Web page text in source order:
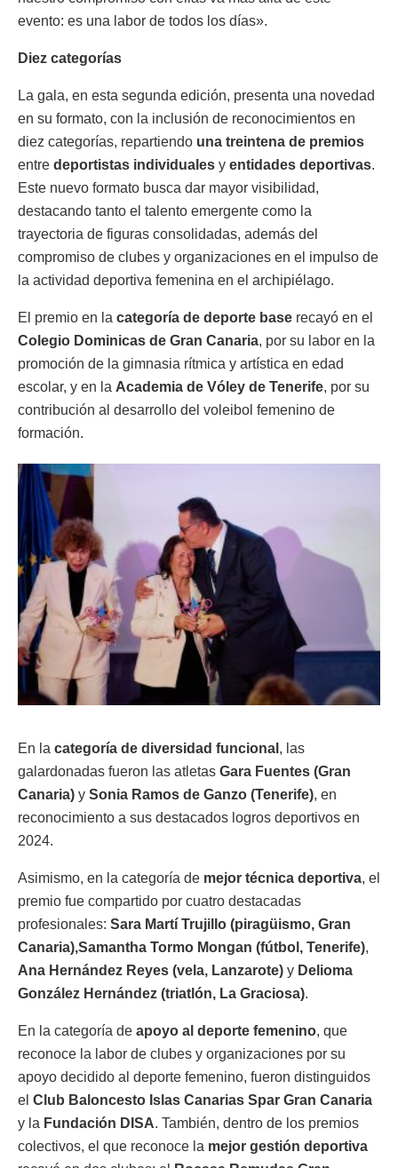
evento: es una labor de todos los días».
Diez categorías
La gala, en esta segunda edición, presenta una novedad
en su formato, con la inclusión de reconocimientos en
diez categorías, repartiendo una treintena de premios
entre deportistas individuales y entidades deportivas.
Este nuevo formato busca dar mayor visibilidad,
destacando tanto el talento emergente como la
trayectoria de figuras consolidadas, además del
compromiso de clubes y organizaciones en el impulso de
la actividad deportiva femenina en el archipiélago.
El premio en la categoría de deporte base recayó en el
Colegio Dominicas de Gran Canaria, por su labor en la
promoción de la gimnasia rítmica y artística en edad
escolar, y en la Academia de Vóley de Tenerife, por su
contribución al desarrollo del voleibol femenino de
formación.
En la categoría de diversidad funcional , las
galardonadas fueron las atletas Gara Fuentes (Gran
Canaria) y Sonia Ramos de Ganzo (Tenerife), en
reconocimiento a sus destacados logros deportivos en
2024.
Asimismo, en la categoría de mejor técnica deportiva, el
premio fue compartido por cuatro destacadas
profesionales: Sara Martí Trujillo (piragüismo, Gran
Canaria),Samantha Tormo Mongan (fútbol, Tenerife),
Ana Hernández Reyes (vela, Lanzarote) y Delioma
González Hernández (triatlón, La Graciosa).
En la categoría de apoyo al deporte femenino, que
reconoce la labor de clubes y organizaciones por su
apoyo decidido al deporte femenino, fueron distinguidos
el Club Baloncesto Islas Canarias Spar Gran Canaria
y la Fundación DISA. También, dentro de los premios
colectivos, el que reconoce la mejor gestión deportiva